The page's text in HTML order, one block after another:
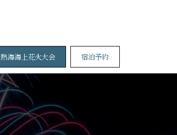
熱海海上花火大会 宿泊予約